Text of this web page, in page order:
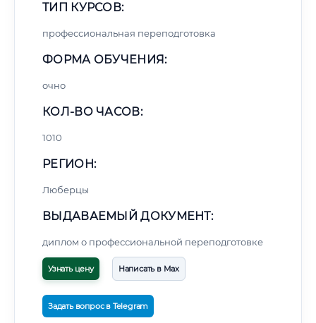
ТИП КУРСОВ:
профессиональная переподготовка
ФОРМА ОБУЧЕНИЯ:
очно
КОЛ-ВО ЧАСОВ:
1010
РЕГИОН:
Люберцы
ВЫДАВАЕМЫЙ ДОКУМЕНТ:
диплом о профессиональной переподготовке
Узнать цену Написать в Max
Задать вопрос в Telegram